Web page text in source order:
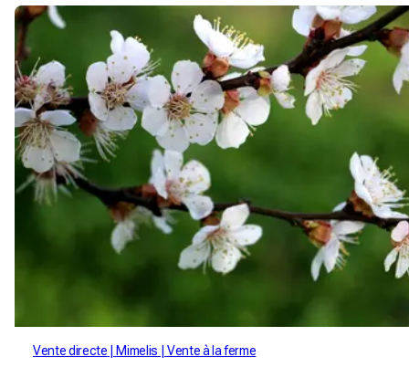
Vente directe Mimelis Vente à la ferme